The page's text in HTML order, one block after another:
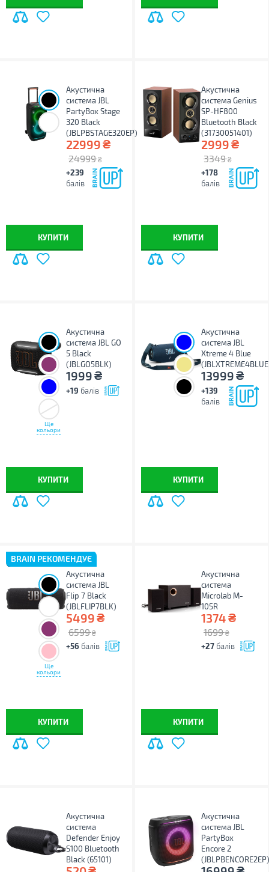
Акустична
система JBL
PartyBox Stage
320 Black
(JBLPBSTAGE320EP)
22999₴
24999 ₴
+239
балів
КУПИТИ
Акустична
система Genius
SP-HF800
Bluetooth Black
(31730051401)
2999₴
3349 ₴
+178
балів
КУПИТИ
Ще
кольори
Акустична
система JBL GO
5 Black
(JBLGO5BLK)
1999₴
+19 балів
КУПИТИ
Акустична
система JBL
Xtreme 4 Blue
13999₴
+139
балів
КУПИТИ
BRAIN РЕКОМЕНДУЄ
Ще
кольори
Акустична
система JBL
Flip 7 Black
(JBLFLIP7BLK)
5499₴
6599 ₴
+56 балів
КУПИТИ
Акустична
система
Microlab M-
105R
1374₴
1699 ₴
+27 балів
КУПИТИ
Акустична
система
Defender Enjoy
S100 Bluetooth
Black (65101)
Акустична
система JBL
PartyBox
Encore 2